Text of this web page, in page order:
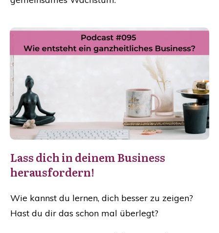
Lass dich in deinem Business
herausfordern!
Wie kannst du lernen, dich besser zu zeigen?
Hast du dir das schon mal überlegt?